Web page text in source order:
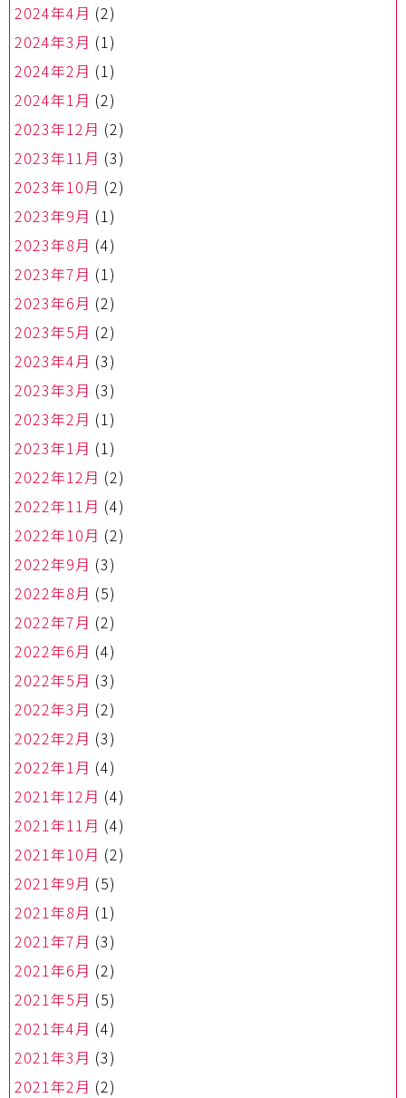
2024年4月 (2)
2024年3月 (1)
2024年2月 (1)
2024年1月 (2)
2023年12月 (2)
2023年11月 (3)
2023年10月 (2)
2023年9月 (1)
2023年8月 (4)
2023年7月 (1)
2023年6月 (2)
2023年5月 (2)
2023年4月 (3)
2023年3月 (3)
2023年2月 (1)
2023年1月 (1)
2022年12月 (2)
2022年11月 (4)
2022年10月 (2)
2022年9月 (3)
2022年8月 (5)
2022年7月 (2)
2022年6月 (4)
2022年5月 (3)
2022年3月 (2)
2022年2月 (3)
2022年1月 (4)
2021年12月 (4)
2021年11月 (4)
2021年10月 (2)
2021年9月 (5)
2021年8月 (1)
2021年7月 (3)
2021年6月 (2)
2021年5月 (5)
2021年4月 (4)
2021年3月 (3)
2021年2月 (2)